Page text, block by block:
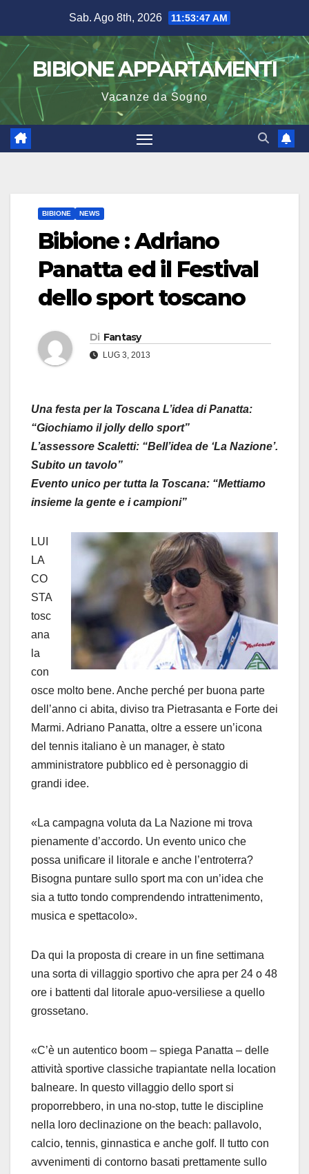
contenuto
Sab. Ago 8th, 2026 11:53:48 AM
BIBIONE APPARTAMENTI
Vacanze da Sogno
BIBIONE NEWS
Bibione : Adriano
Panatta ed il Festival
dello sport toscano
Di Fantasy
LUG 3, 2013
Una festa per la Toscana L’idea di Panatta:
“Giochiamo il jolly dello sport”
L’assessore Scaletti: “Bell’idea de ‘La Nazione’.
Subito un tavolo”
Evento unico per tutta la Toscana: “Mettiamo
insieme la gente e i campioni”
LUI
LA
CO
STA
tosc
ana
la
con
osce molto bene. Anche perché per buona parte
dell’anno ci abita, diviso tra Pietrasanta e Forte dei
Marmi. Adriano Panatta, oltre a essere un’icona
del tennis italiano è un manager, è stato
amministratore pubblico ed è personaggio di
grandi idee.
«La campagna voluta da La Nazione mi trova
pienamente d’accordo. Un evento unico che
possa unificare il litorale e anche l’entroterra?
Bisogna puntare sullo sport ma con un’idea che
sia a tutto tondo comprendendo intrattenimento,
musica e spettacolo».
Da qui la proposta di creare in un fine settimana
una sorta di villaggio sportivo che apra per 24 o 48
ore i battenti dal litorale apuo-versiliese a quello
grossetano.
«C’è un autentico boom – spiega Panatta – delle
attività sportive classiche trapiantate nella location
balneare. In questo villaggio dello sport si
proporrebbero, in una no-stop, tutte le discipline
nella loro declinazione on the beach: pallavolo,
calcio, tennis, ginnastica e anche golf. Il tutto con
avvenimenti di contorno basati prettamente sullo